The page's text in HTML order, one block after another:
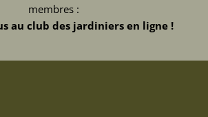
membres :
au club des jardiniers en ligne !